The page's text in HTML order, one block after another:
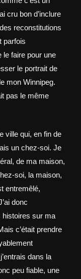
cru bon d’inclure
reconstitutions
parfois
le faire pour une
le portrait de
mon Winnipeg.
pas le même
ville qui, en fin de
un chez-soi. Je
de ma maison,
soi, la maison,
entremêlé,
donc
histoires sur ma
c’était prendre
dans la
peu fiable, une